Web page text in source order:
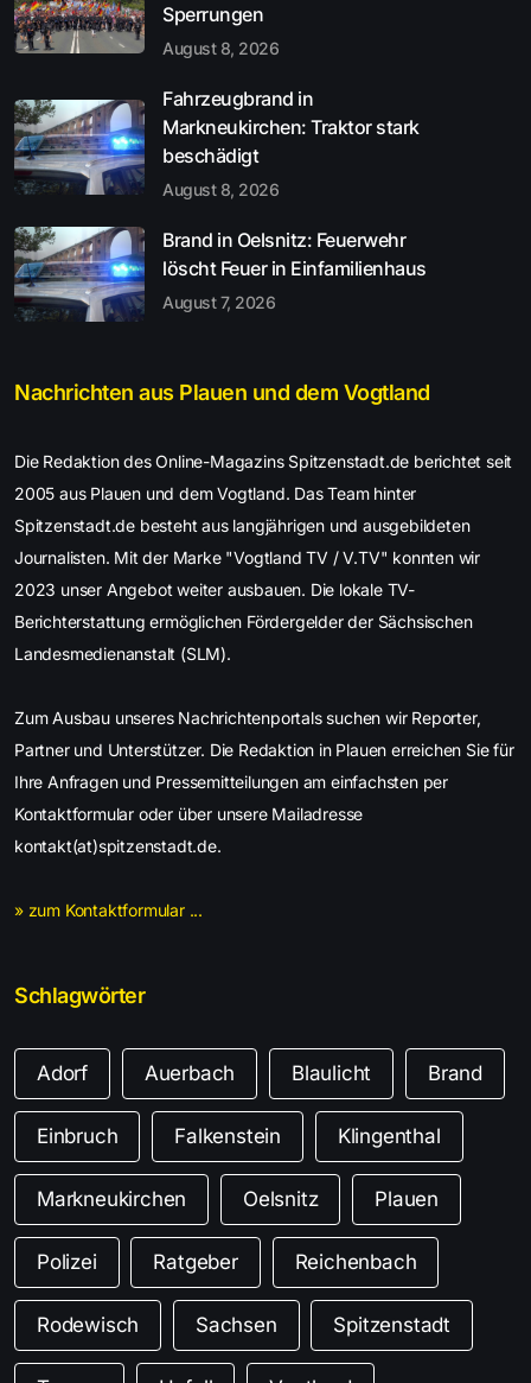
Sperrungen
August 8, 2026
Fahrzeugbrand in
Markneukirchen: Traktor stark
beschädigt
August 8, 2026
Brand in Oelsnitz: Feuerwehr
löscht Feuer in Einfamilienhaus
August 7, 2026
Nachrichten aus Plauen und dem Vogtland
Die Redaktion des Online-Magazins Spitzenstadt.de berichtet seit
2005 aus Plauen und dem Vogtland. Das Team hinter
Spitzenstadt.de besteht aus langjährigen und ausgebildeten
Journalisten. Mit der Marke "Vogtland TV / V.TV" konnten wir
2023 unser Angebot weiter ausbauen. Die lokale TV-
Berichterstattung ermöglichen Fördergelder der Sächsischen
Landesmedienanstalt (SLM).
Zum Ausbau unseres Nachrichtenportals suchen wir Reporter,
Partner und Unterstützer. Die Redaktion in Plauen erreichen Sie für
Ihre Anfragen und Pressemitteilungen am einfachsten per
Kontaktformular oder über unsere Mailadresse
kontakt(at)spitzenstadt.de.
» zum Kontaktformular ...
Schlagwörter
Adorf Auerbach Blaulicht Brand
Einbruch Falkenstein Klingenthal
Markneukirchen Oelsnitz Plauen
Polizei Ratgeber Reichenbach
Rodewisch Sachsen Spitzenstadt